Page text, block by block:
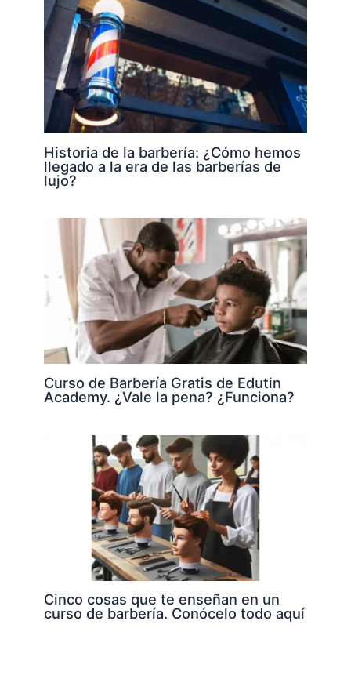
Historia de la barbería: ¿Cómo hemos
llegado a la era de las barberías de
lujo?
Curso de Barbería Gratis de Edutin
Academy. ¿Vale la pena? ¿Funciona?
Cinco cosas que te enseñan en un
curso de barbería. Conócelo todo aquí